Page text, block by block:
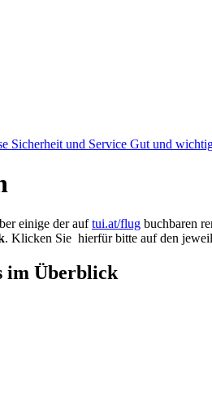
Sicherheit und Service Gut und
einige der auftui.at/flug buchbaren
. Klicken Sie hierfür bitte auf den
im Überblick